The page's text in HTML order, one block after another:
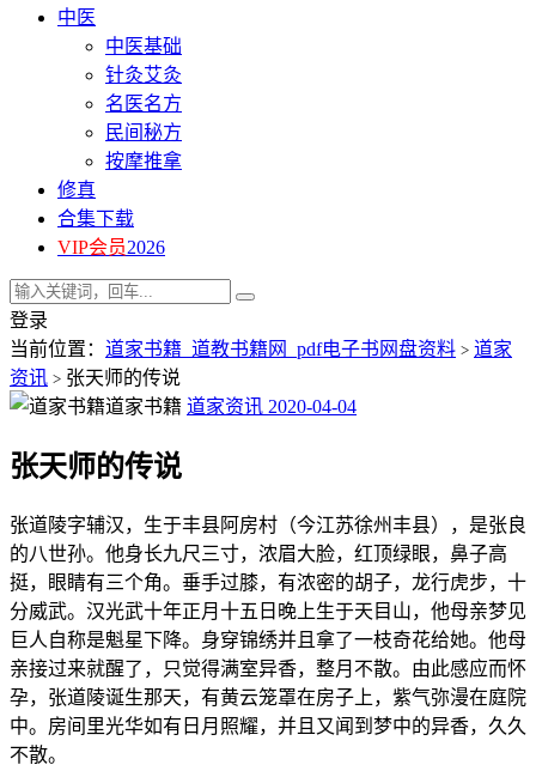
中医
中医基础
针灸艾灸
名医名方
民间秘方
按摩推拿
修真
合集下载
VIP会员2026
登录
当前位置： 道家书籍_道教书籍网_pdf电子书网盘资料 > 道家
资讯 > 张天师的传说
道家书籍 道家资讯 2020-04-04
张天师的传说
张道陵字辅汉，生于丰县阿房村（今江苏徐州丰县），是张良
的八世孙。他身长九尺三寸，浓眉大脸，红顶绿眼，鼻子高
挺，眼睛有三个角。垂手过膝，有浓密的胡子，龙行虎步，十
分威武。汉光武十年正月十五日晚上生于天目山，他母亲梦见
巨人自称是魁星下降。身穿锦绣并且拿了一枝奇花给她。他母
亲接过来就醒了，只觉得满室异香，整月不散。由此感应而怀
孕，张道陵诞生那天，有黄云笼罩在房子上，紫气弥漫在庭院
中。房间里光华如有日月照耀，并且又闻到梦中的异香，久久
不散。